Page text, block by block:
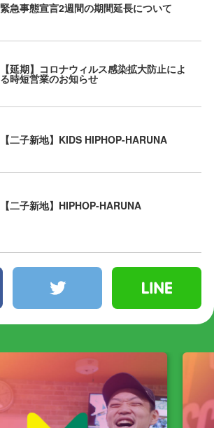
緊急事態宣言2週間の期間延長について
【延期】コロナウィルス感染拡大防止によ
る時短営業のお知らせ
【二子新地】KIDS HIPHOP-HARUNA
【二子新地】HIPHOP-HARUNA